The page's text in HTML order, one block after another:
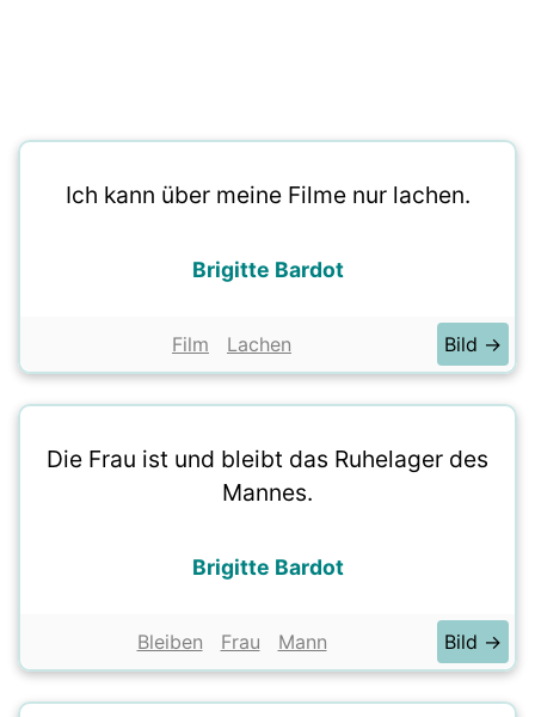
Ich kann über meine Filme nur lachen.
Brigitte Bardot
Film Lachen Bild →
Die Frau ist und bleibt das Ruhelager des
Mannes.
Brigitte Bardot
Bleiben Frau Mann Bild →